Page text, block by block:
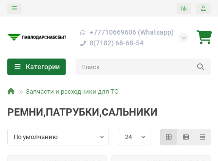
+77710669606 (Whatsapp)
8(7182) 68-68-54
Категории
Запчасти и расходники для ТО
РЕМНИ,ПАТРУБКИ,САЛЬНИКИ